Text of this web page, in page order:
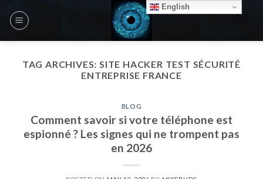
TAG ARCHIVES:SITE HACKER TEST SÉCURITÉ
ENTREPRISE FRANCE
BLOG
Comment savoir si votre téléphone est
espionné ? Les signes qui ne trompent pas
en 2026
English